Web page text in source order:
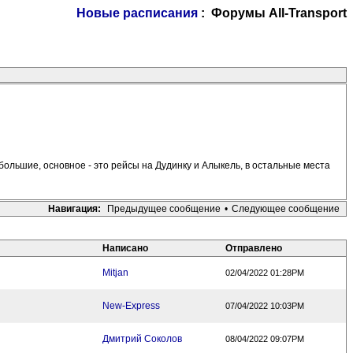
Новые расписания : Форумы All-Transport
основное - это рейсы на Дудинку и Алыкель, в остальные места
Навигация: Предыдущее сообщение • Следующее сообщение
Написано Отправлено
Mitjan 02/04/2022 01:28PM
New-Express 07/04/2022 10:03PM
Дмитрий Соколов 08/04/2022 09:07PM